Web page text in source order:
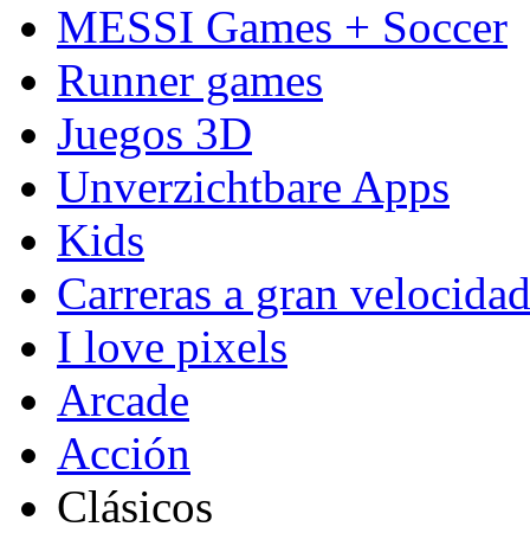
MESSI Games + Soccer
Runner games
Juegos 3D
Unverzichtbare Apps
Kids
Carreras a gran velocidad
I love pixels
Arcade
Acción
Clásicos